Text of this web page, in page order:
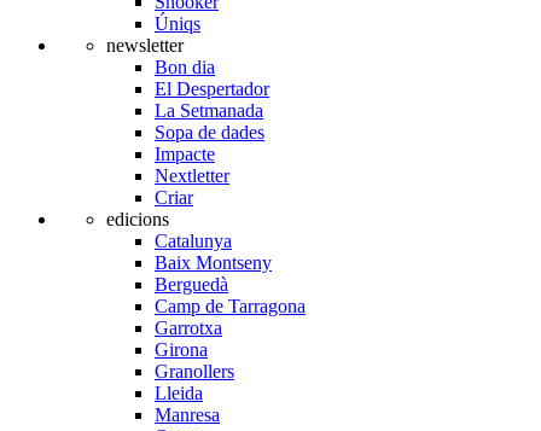
Úniqs
newsletter
Bon dia
El Despertador
La Setmanada
Sopa de dades
Impacte
Nextletter
Criar
edicions
Catalunya
Baix Montseny
Berguedà
Camp de Tarragona
Garrotxa
Girona
Granollers
Lleida
Manresa